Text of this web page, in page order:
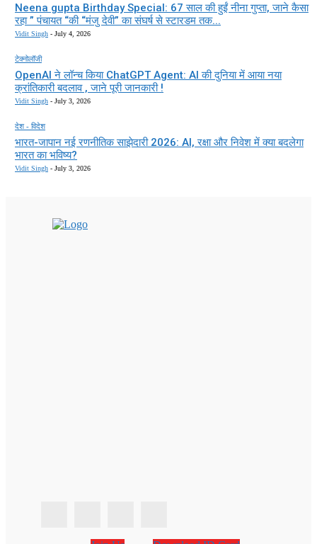
Neena gupta Birthday Special: 67 साल की हुईं नीना गुप्ता, जाने कैसा
रहा ” पंचायत “की “मंजु देवी” का संघर्ष से स्टारडम तक...
Vidit Singh - July 4, 2026
टेक्नोलॉजी
OpenAI ने लॉन्च किया ChatGPT Agent: AI की दुनिया में आया नया
क्रांतिकारी बदलाव , जाने पूरी जानकारी !
Vidit Singh - July 3, 2026
देश - विदेश
भारत-जापान नई रणनीतिक साझेदारी 2026: AI, रक्षा और निवेश में क्या बदलेगा
भारत का भविष्य?
Vidit Singh - July 3, 2026